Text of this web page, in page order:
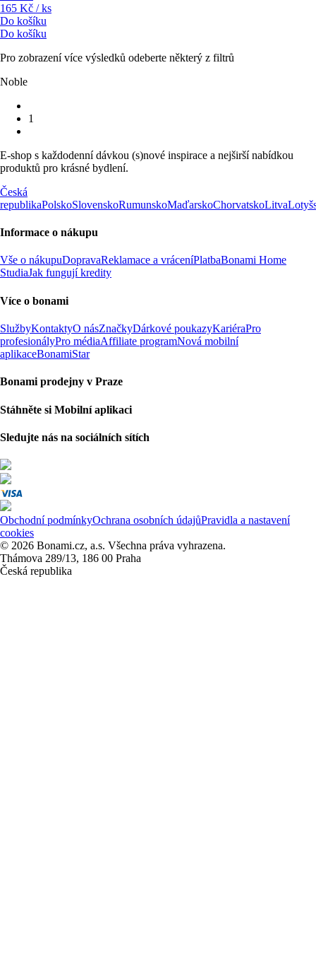
165 Kč / ks
Do košíku
Do košíku
Pro zobrazení více výsledků odeberte některý z filtrů
Noble
1
E-shop s každodenní dávkou (s)nové inspirace a nejširší nabídkou
produktů pro krásné bydlení.
Česká
republikaPolskoSlovenskoRumunskoMaďarskoChorvatskoLitva
Informace o nákupu
Vše o nákupuDopravaReklamace a vráceníPlatbaBonami Home
StudiaJak fungují kredity
Více o bonami
SlužbyKontaktyO násZnačkyDárkové poukazyKariéraPro
profesionályPro médiaAffiliate programNová mobilní
aplikaceBonamiStar
Bonami prodejny v Praze
Stáhněte si Mobilní aplikaci
Sledujte nás na sociálních sítích
Obchodní podmínkyOchrana osobních údajůPravidla a nastavení
cookies
© 2026 Bonami.cz, a.s. Všechna práva vyhrazena.
Thámova 289/13, 186 00 Praha
Česká republika